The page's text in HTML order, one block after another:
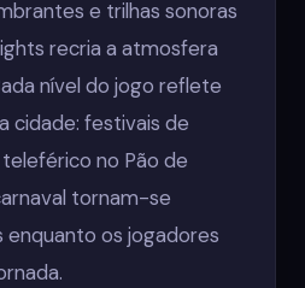
e trilhas sonoras
recria a atmosfera
nível do jogo reflete
cidade: festivais de
no Pão de
tornam-se
enquanto os jogadores